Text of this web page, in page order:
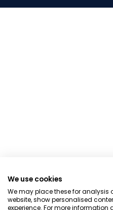
We use cookies
We may place these for analysis
website, show personalised
experience. For more information